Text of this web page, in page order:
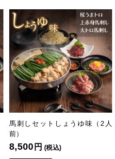
馬刺しセットしょうゆ味（2人
前）
8,500 円 (税込)